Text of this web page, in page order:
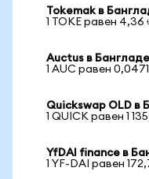
Tokemak в
1 TOKE равен 4,36
Auctus в
1 AUC равен 0,0471
Quickswap OLD в
1 QUICK равен 1
YfDAI finance в
1 YF-DAI равен